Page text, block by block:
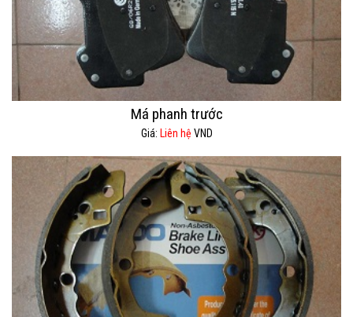
Má phanh trước
Giá: Liên hệ VND